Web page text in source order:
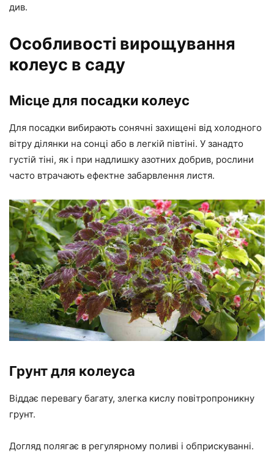
див.
Особливості вирощування
колеус в саду
Місце для посадки колеус
Для посадки вибирають сонячні захищені від холодного
вітру ділянки на сонці або в легкій півтіні. У занадто
густій тіні, як і при надлишку азотних добрив, рослини
часто втрачають ефектне забарвлення листя.
Грунт для колеуса
Віддає перевагу багату, злегка кислу повітропроникну
грунт.
Догляд полягає в регулярному поливі і обприскуванні.